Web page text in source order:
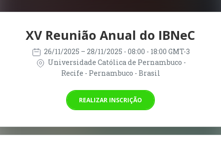
XV Reunião Anual do IBNeC
26/11/2025 – 28/11/2025 - 08:00 - 18:00 GMT-3
Universidade Católica de Pernambuco -
Recife - Pernambuco - Brasil
REALIZAR INSCRIÇÃO